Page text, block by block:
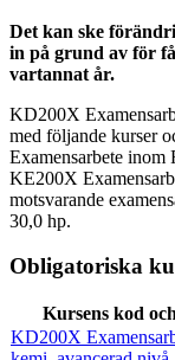
Det kan ske
in på grund av för
vartannat år.
KD200X
med följande kurser
Examensarbete inom
KE200X
motsvarande
30,0 hp.
Obligatoriska
Kursens kod
KD200X